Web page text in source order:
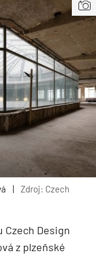
|
Zdroj: Czech
Design
z plzeňské